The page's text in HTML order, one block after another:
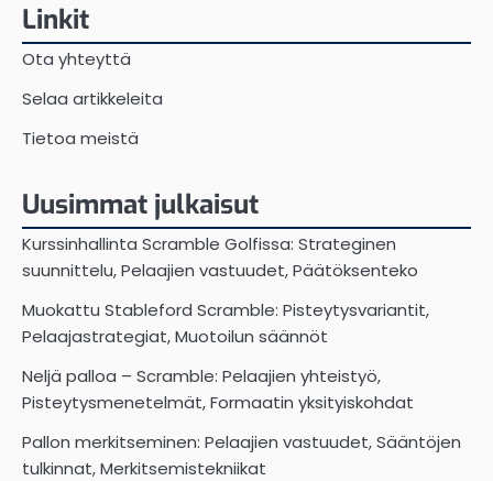
Linkit
Ota yhteyttä
Selaa artikkeleita
Tietoa meistä
Uusimmat julkaisut
Kurssinhallinta Scramble Golfissa: Strateginen
suunnittelu, Pelaajien vastuudet, Päätöksenteko
Muokattu Stableford Scramble: Pisteytysvariantit,
Pelaajastrategiat, Muotoilun säännöt
Neljä palloa – Scramble: Pelaajien yhteistyö,
Pisteytysmenetelmät, Formaatin yksityiskohdat
Pallon merkitseminen: Pelaajien vastuudet, Sääntöjen
tulkinnat, Merkitsemistekniikat